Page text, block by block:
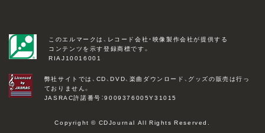
このエルマークは、レコード会社・映像製作会社が提供する
コンテンツを示す登録商標です。
RIAJ10016001
弊社サイトでは、CD、DVD、楽曲ダウンロード、グッズの販売は行っ
ておりません。
JASRAC許諾番号：9009376005Y31015
Copyright © CDJournal All Rights Reserved.